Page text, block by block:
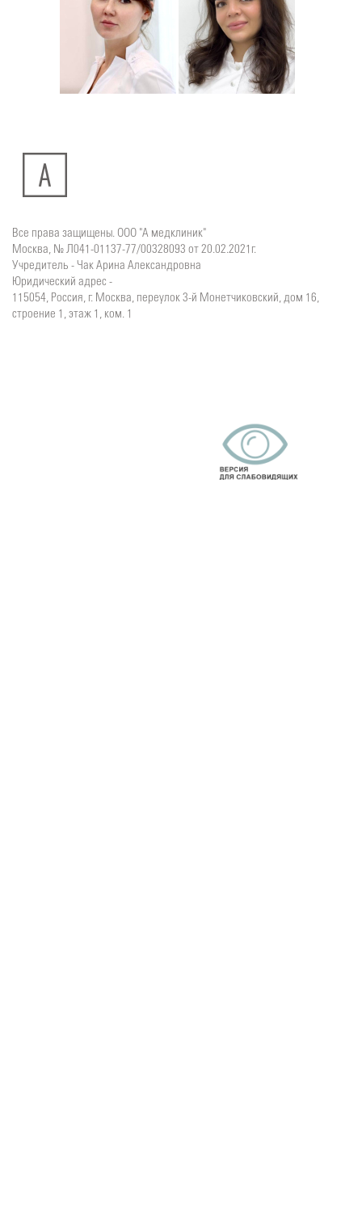
Подробнее о
Ситдикова
Стоматолог-хирург
Подробнеео
Тумасян
Стоматолог-терапевт
Все права защищены. ООО "А медклиник"
Москва, № Л041-01137-77/00328093 от 20.02.2021г.
Учредитель - Чак Арина Александровна
Юридический адрес -
115054, Россия, г. Москва, переулок 3-й Монетчиковский, дом 16,
строение 1, этаж 1, ком. 1